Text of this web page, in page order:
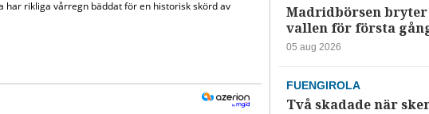
Madridbörsen bryter
vallen för första
05 aug 2026
FUENGIROLA
Två skadade när